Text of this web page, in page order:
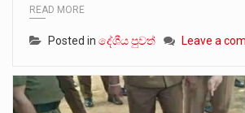
READ MORE
Posted in දේශීය පුවත් Leave a